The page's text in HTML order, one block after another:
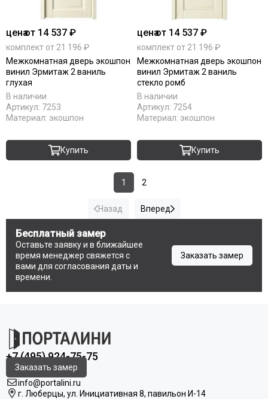
ценаот 14 537 ₽
комплект от 21 196 ₽
Межкомнатная дверь экошпон
винил Эрмитаж 2 ваниль
глухая
В наличии
Артикул: 7253
Материал: экошпон
Купить
ценаот 14 537 ₽
комплект от 21 196 ₽
Межкомнатная дверь экошпон
винил Эрмитаж 2 ваниль
стекло ромб
В наличии
Артикул: 7254
Материал: экошпон
Купить
Назад
1 2
Вперед
Бесплатный замер
Оставьте заявку и в ближайшее
время менеджер свяжется с
вами для согласования даты и
времени.
Заказать замер
+7 (495) 924-75-75
Заказать замер
info@portalini.ru
г. Люберцы, ул. Инициативная 8, павильон И-14